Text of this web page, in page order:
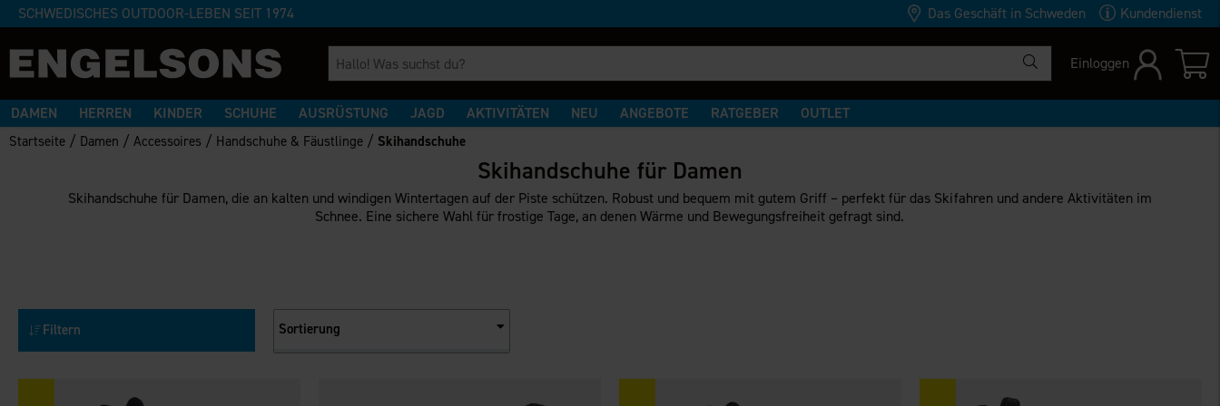
SCHWEDISCHES OUTDOOR-LEBEN SEIT 1974 Das Geschäft in Schweden Kundendienst
Einloggen
DAMEN HERREN KINDER SCHUHE AUSRÜSTUNG JAGD AKTIVITÄTEN NEU ANGEBOTE RATGEBER OUTLET
Startseite / Damen /Accessoires / Handschuhe & Fäustlinge / Skihandschuhe
Skihandschuhe für Damen
Skihandschuhe für Damen, die an kalten und windigen Wintertagen auf der Piste schützen. Robust und bequem mit gutem Griff – perfekt für das Skifahren und andere Aktivitäten im
Schnee. Eine sichere Wahl für frostige Tage, an denen Wärme und Bewegungsfreiheit gefragt sind.
Filtern Sortierung